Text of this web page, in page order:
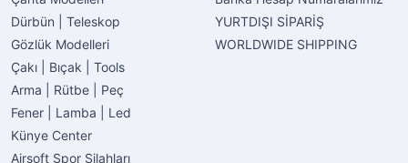
Dürbün | Teleskop
Gözlük Modelleri
Çakı | Bıçak | Tools
Arma | Rütbe | Peç
Fener | Lamba | Led
Künye Center
Airsoft Spor Silahları
YURTDIŞI SİPARİŞ
WORLDWIDE SHIPPING